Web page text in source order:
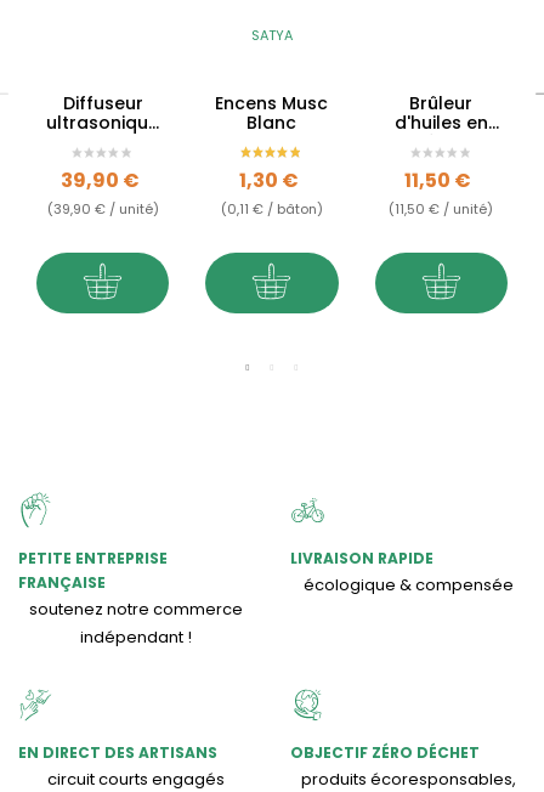
Diffuseur
ultrasonique
Zen - 200ml
Prix
39,90 €
(39,90 € / unité)
SATYA
Encens Musc
Blanc
Prix
1,30 €
(0,11 € / bâton)
Brûleur
d'huiles en
Prix
11,50 €
(11,50 € / unité)
PETITE ENTREPRISE
FRANÇAISE
soutenez notre commerce
indépendant !
LIVRAISON RAPIDE
écologique & compensée
EN DIRECT DES ARTISANS
circuit courts engagés
OBJECTIF ZÉRO DÉCHET
produits écoresponsables,